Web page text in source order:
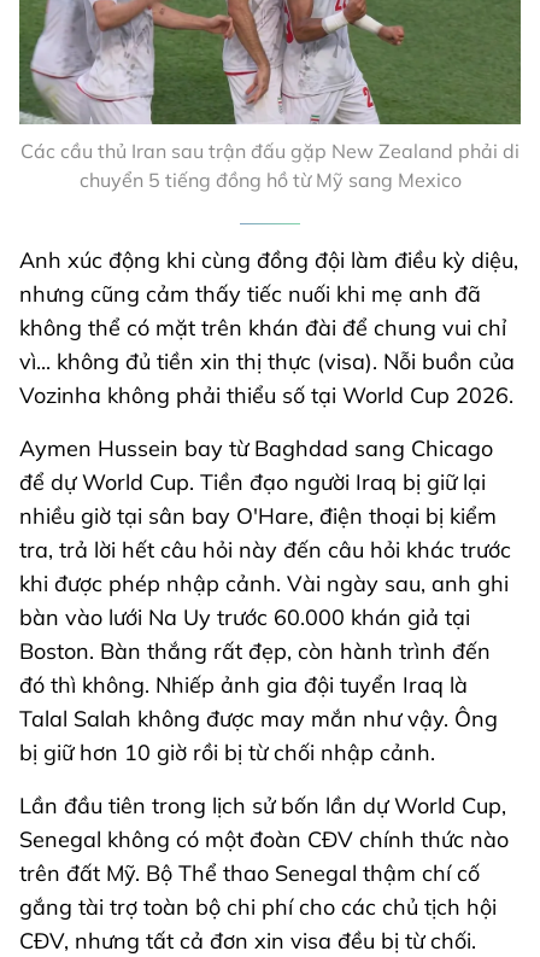
Các cầu thủ Iran sau trận đấu gặp New Zealand phải di
chuyển 5 tiếng đồng hồ từ Mỹ sang Mexico
Anh xúc động khi cùng đồng đội làm điều kỳ diệu,
nhưng cũng cảm thấy tiếc nuối khi mẹ anh đã
không thể có mặt trên khán đài để chung vui chỉ
vì... không đủ tiền xin thị thực (visa). Nỗi buồn của
Vozinha không phải thiểu số tại World Cup 2026.
Aymen Hussein bay từ Baghdad sang Chicago
để dự World Cup. Tiền đạo người Iraq bị giữ lại
nhiều giờ tại sân bay O'Hare, điện thoại bị kiểm
tra, trả lời hết câu hỏi này đến câu hỏi khác trước
khi được phép nhập cảnh. Vài ngày sau, anh ghi
bàn vào lưới Na Uy trước 60.000 khán giả tại
Boston. Bàn thắng rất đẹp, còn hành trình đến
đó thì không. Nhiếp ảnh gia đội tuyển Iraq là
Talal Salah không được may mắn như vậy. Ông
bị giữ hơn 10 giờ rồi bị từ chối nhập cảnh.
Lần đầu tiên trong lịch sử bốn lần dự World Cup,
Senegal không có một đoàn CĐV chính thức nào
trên đất Mỹ. Bộ Thể thao Senegal thậm chí cố
gắng tài trợ toàn bộ chi phí cho các chủ tịch hội
CĐV, nhưng tất cả đơn xin visa đều bị từ chối.